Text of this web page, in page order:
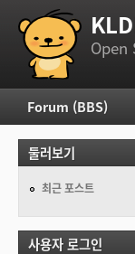
부 메뉴
Open
주 메뉴
Forum (BBS)
둘러보기
최근 포스트
사용자 로그인